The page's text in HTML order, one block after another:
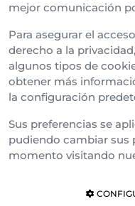
Bizkai Buru
Gipuzko Buru
Ipar Buru Batzar
Napar Buru
mejor comunicación
Para asegurar el
derecho a la
algunos tipos de
obtener más
la configuración
Sus preferencias se
pudiendo cambiar sus
momento visitando